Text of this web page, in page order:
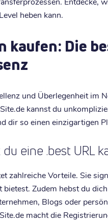
heben kann.
kaufen: Die
und Überlegenheit im
kannst du
dir so einen einzigartigen
eine .best URL
zahlreiche Vorteile. Sie
Zudem hebst du
Blogs oder
macht die